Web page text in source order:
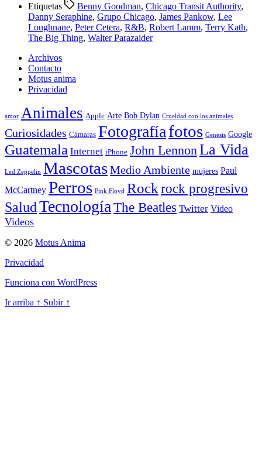
Etiquetas Benny Goodman, Chicago Transit Authority,
Danny Seraphine, Grupo Chicago, James Pankow, Lee
Loughnane, Peter Cetera, R&B, Robert Lamm, Terry Kath,
The Big Thing, Walter Parazaider
Archivos
Contacto
Motus anima
Privacidad
amor Animales Apple Arte Bob Dylan Crueldad con los animales
Curiosidades Cámaras Fotografíafotos Genesis Google
Guatemala Internet iPhone John Lennon La Vida
Led Zeppelin MascotasMedio Ambiente mujeres Paul
McCartney Perros Pink Floyd Rock rock progresivo
SaludTecnología The Beatles Twitter Video
Videos
© 2026 Motus Anima
Privacidad
Funciona con WordPress
Ir arriba ↑ Subir ↑